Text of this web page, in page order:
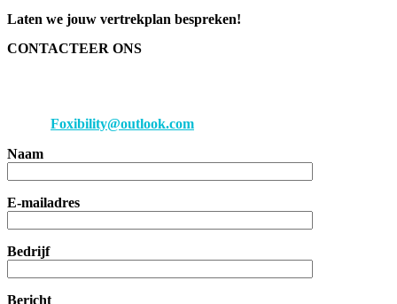
Laten we jouw vertrekplan bespreken!
CONTACTEER ONS
Foxibility@outlook.com
Naam
E-mailadres
Bedrijf
Bericht